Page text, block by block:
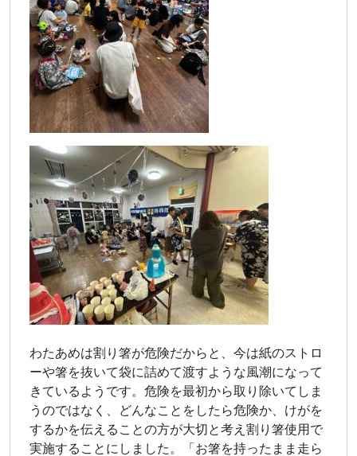
わたあめは割り箸が危険だからと、今は紙のストロ
ーや箸を抜いて袋に詰めて渡すような風潮になって
きているようです。危険を最初から取り除いてしま
うのではなく、どんなことをしたら危険か、けがを
するかを伝えることの方が大切と考え割り箸使用で
実施することにしました。「お箸を持ったまま走ら